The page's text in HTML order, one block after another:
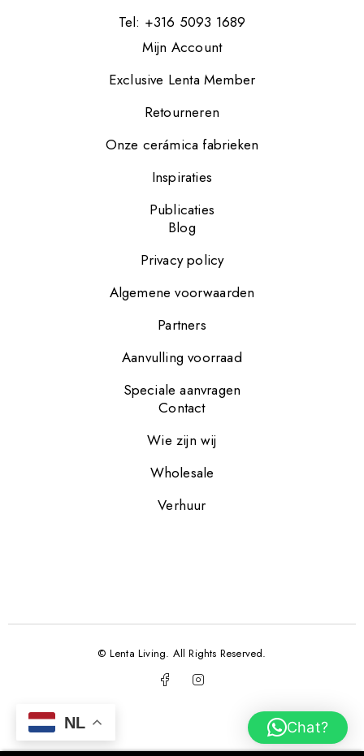
Tel: +316 5093 1689
Mijn Account
Exclusive Lenta Member
Retourneren
Onze cerámica fabrieken
Inspiraties
Publicaties
Blog
Privacy policy
Algemene voorwaarden
Partners
Aanvulling voorraad
Speciale aanvragen
Contact
Wie zijn wij
Wholesale
Verhuur
© Lenta Living. All Rights Reserved.
NL Chat?